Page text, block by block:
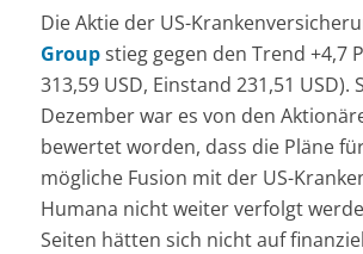
Die Aktie der US-
Groupstieg gegen den Trend +4,7
313,59 USD, Einstand 231,51 USD).
Dezember war es von den
bewertet worden, dass die Pläne
mögliche Fusion mit der US-
Humana nicht weiter verfolgt
Seiten hätten sich nicht auf